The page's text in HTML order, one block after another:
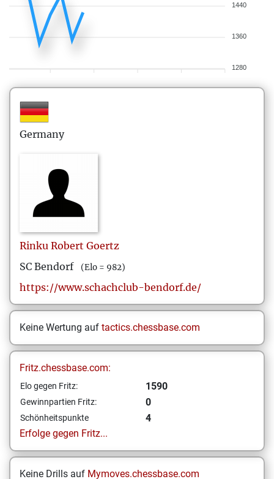
1440
1360
1280
Germany
Rinku Robert Goertz
SC Bendorf
(Elo = 982)
https://www.schachclub-bendorf.de/
Keine Wertung auf tactics.chessbase.com
Fritz.chessbase.com:
Elo gegen Fritz: 1590
Gewinnpartien Fritz: 0
Schönheitspunkte
4
Erfolge gegen Fritz...
Keine Drills auf Mymoves.chessbase.com